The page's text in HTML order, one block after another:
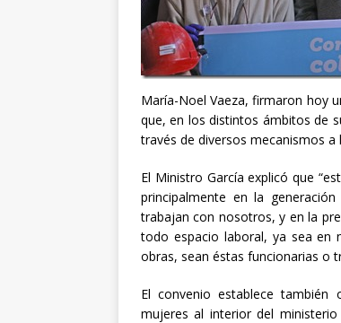
María-Noel Vaeza, firmaron hoy
que, en los distintos ámbitos de
través de diversos mecanismos
El Ministro García explicó que
principalmente en la
trabajan con nosotros, y en la
todo espacio laboral, ya sea en
obras, sean éstas funcionarias o
El convenio establece
mujeres al interior del